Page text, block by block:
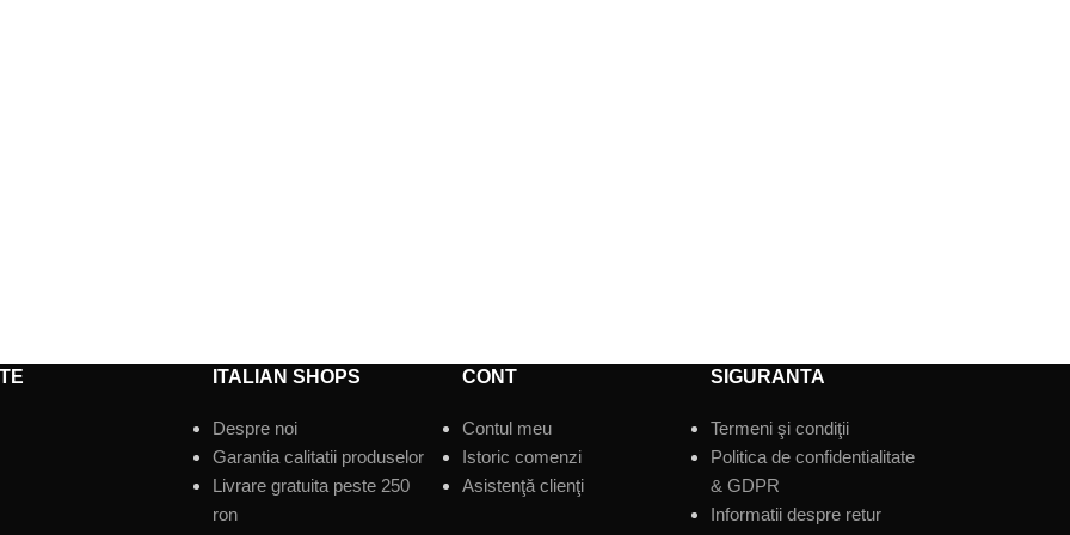
ITALIAN SHOPS
Despre noi
Garantia calitatii produselor
Livrare gratuita peste 250
ron
CONT
Contul meu
Istoric comenzi
Asistenţă clienţi
SIGURANTA
Termeni şi condiţii
Politica de confidentialitate
& GDPR
Informatii despre retur